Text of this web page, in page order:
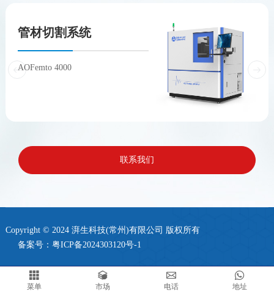
管材切割系统
AOFemto 4000
联系我们
Copyright © 2024 湃生科技(常州)有限公司 版权所有
备案号： 粤ICP备2024303120号-1
菜单 市场 电话 地址